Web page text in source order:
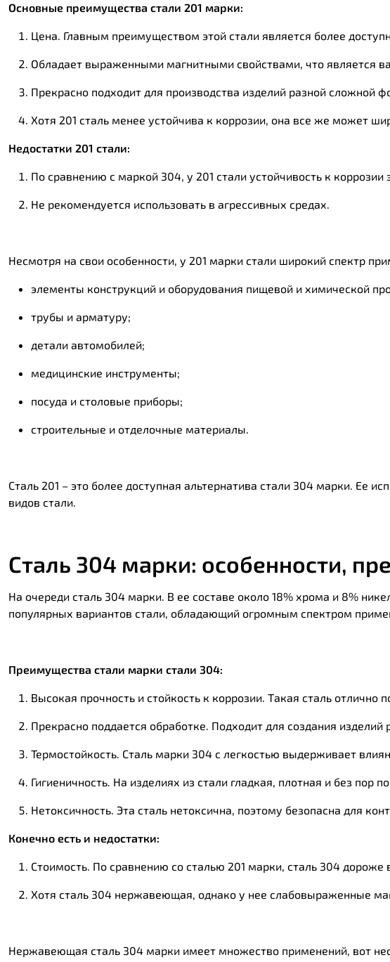
Основные преимущества стали 201 марки:
Цена. Главным преимуществом этой стали является более
Обладает выраженными магнитными свойствами, что является
Прекрасно подходит для производства изделий разной сложной
Хотя 201 сталь менее устойчива к коррозии, она все же может
Недостатки 201 стали:
По сравнению с маркой 304, у 201 стали устойчивость к коррозии
Не рекомендуется использовать в агрессивных средах.
Несмотря на свои особенности, у 201 марки стали широкий спектр
элементы конструкций и оборудования пищевой и химической
трубы и арматуру;
детали автомобилей;
медицинские инструменты;
посуда и столовые приборы;
строительные и отделочные материалы.
Сталь 201 – это более доступная альтернатива стали 304 марки. Ее
видов стали.
Сталь 304 марки: особенности,
На очереди сталь 304 марки. В ее составе около 18% хрома и 8%
популярных вариантов стали, обладающий огромным спектром
Преимущества стали марки стали 304:
Высокая прочность и стойкость к коррозии. Такая сталь отлично
Прекрасно поддается обработке. Подходит для создания изделий
Термостойкость. Сталь марки 304 с легкостью выдерживает
Гигиеничность. На изделиях из стали гладкая, плотная и без
Нетоксичность. Эта сталь нетоксична, поэтому безопасна для
Конечно есть и недостатки:
Стоимость. По сравнению со сталью 201 марки, сталь 304 дороже
Хотя сталь 304 нержавеющая, однако у нее слабовыраженные
Нержавеющая сталь 304 марки имеет множество применений, вот